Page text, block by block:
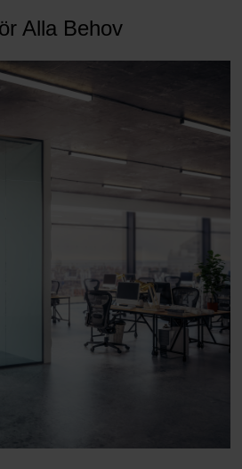
Alla Behov